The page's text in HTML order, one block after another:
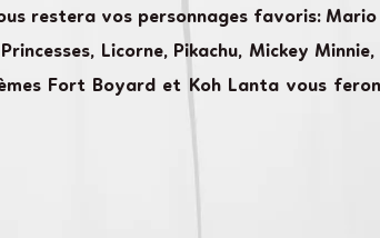
restera vos personnages favoris:
Licorne, Pikachu, Mickey
Fort Boyard et Koh Lanta vous